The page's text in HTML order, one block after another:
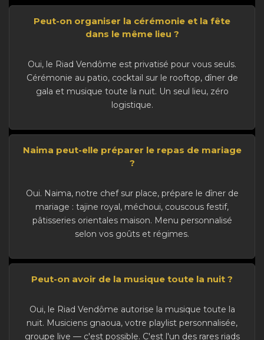
Peut-on organiser la cérémonie et la fête
dans le même lieu ?
Oui, le Riad Vendôme est privatisé pour vous seuls.
Cérémonie au patio, cocktail sur le rooftop, dîner de
gala et musique toute la nuit. Un seul lieu, zéro
logistique.
Naima peut-elle préparer le repas de mariage
?
Oui. Naima, notre chef sur place, prépare le dîner de
mariage : tajine royal, méchoui, couscous festif,
pâtisseries orientales maison. Menu personnalisé
selon vos goûts et régimes.
Peut-on avoir de la musique toute la nuit ?
Oui, le Riad Vendôme autorise la musique toute la
nuit. Musiciens gnaoua, votre playlist personnalisée,
groupe live — c'est possible. C'est l'un des rares riads